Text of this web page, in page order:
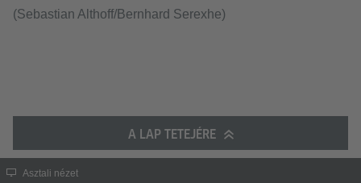
(Sebastian Althoff/Bernhard Serexhe)
A LAP TETEJÉRE
Asztali nézet